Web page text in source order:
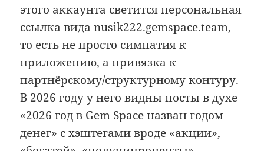
этого аккаунта светится персональная
ссылка вида nusik222.gemspace.team,
то есть не просто симпатия к
приложению, а привязка к
партнёрскому/структурному контуру.
В 2026 году у него видны посты в духе
«2026 год в Gem Space назван годом
денег» с хэштегами вроде «акции»,